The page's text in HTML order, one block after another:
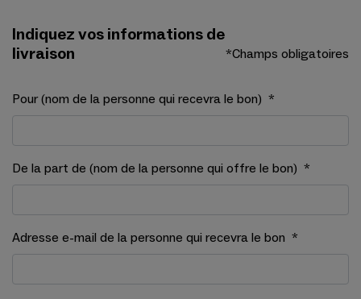
Indiquez vos informations de
livraison
*Champs obligatoires
Pour (nom de la personne qui recevra le bon) *
De la part de (nom de la personne qui offre le bon) *
Adresse e-mail de la personne qui recevra le bon *